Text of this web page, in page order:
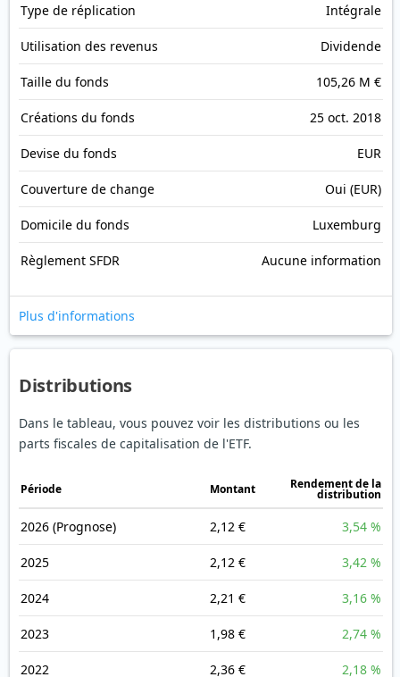
Type de réplication Intégrale
Utilisation des revenus Dividende
Taille du fonds 105,26 M €
Créations du fonds 25 oct. 2018
Devise du fonds EUR
Couverture de change Oui (EUR)
Domicile du fonds Luxemburg
Règlement SFDR Aucune information
Plus d'informations
Distributions
Dans le tableau, vous pouvez voir les distributions ou les
parts fiscales de capitalisation de l'ETF.
Période Montant Rendement de la
distribution
2026 (Prognose) 2,12 € 3,54 %
2025 2,12 € 3,42 %
2024 2,21 € 3,16 %
2023 1,98 € 2,74 %
2022 2,36 € 2,18 %